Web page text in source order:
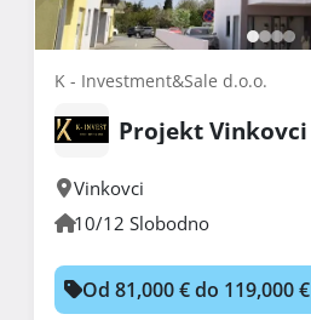
K - Investment&Sale d.o.o.
Projekt Vinkovci
Vinkovci
10/12 Slobodno
Od 81,000 € do 119,000 €